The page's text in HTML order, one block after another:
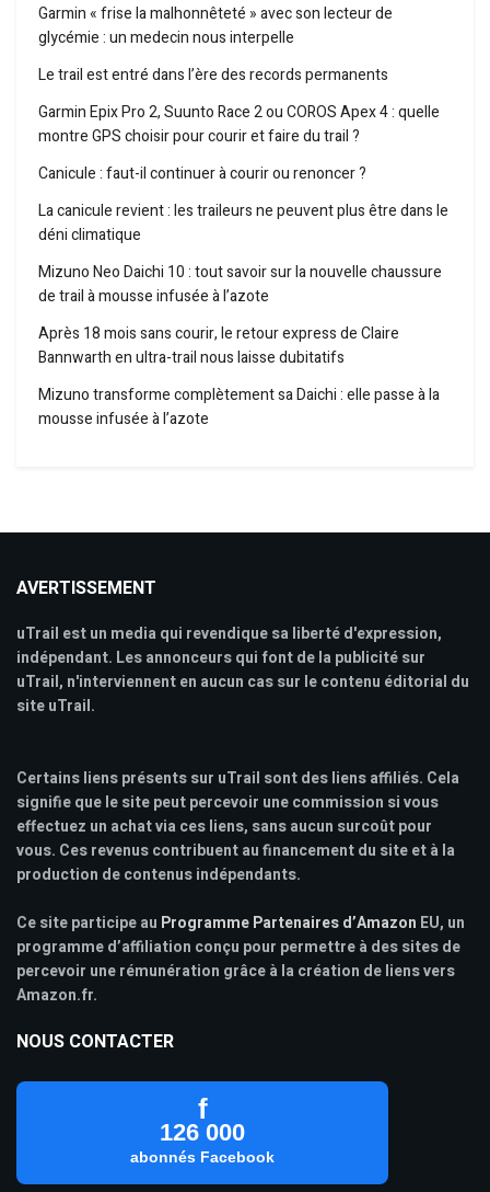
Garmin « frise la malhonnêteté » avec son lecteur de
glycémie : un medecin nous interpelle
Le trail est entré dans l’ère des records permanents
Garmin Epix Pro 2, Suunto Race 2 ou COROS Apex 4 : quelle
montre GPS choisir pour courir et faire du trail ?
Canicule : faut-il continuer à courir ou renoncer ?
La canicule revient : les traileurs ne peuvent plus être dans le
déni climatique
Mizuno Neo Daichi 10 : tout savoir sur la nouvelle chaussure
de trail à mousse infusée à l’azote
Après 18 mois sans courir, le retour express de Claire
Bannwarth en ultra-trail nous laisse dubitatifs
Mizuno transforme complètement sa Daichi : elle passe à la
mousse infusée à l’azote
AVERTISSEMENT
uTrail est un media qui revendique sa liberté d'expression,
indépendant. Les annonceurs qui font de la publicité sur
uTrail, n'interviennent en aucun cas sur le contenu éditorial du
site uTrail.
Certains liens présents sur uTrail sont des liens affiliés. Cela
signifie que le site peut percevoir une commission si vous
effectuez un achat via ces liens, sans aucun surcoût pour
vous. Ces revenus contribuent au financement du site et à la
production de contenus indépendants.
Ce site participe au Programme Partenaires d’Amazon EU, un
programme d’affiliation conçu pour permettre à des sites de
percevoir une rémunération grâce à la création de liens vers
Amazon.fr.
NOUS CONTACTER
f
126 000
abonnés Facebook